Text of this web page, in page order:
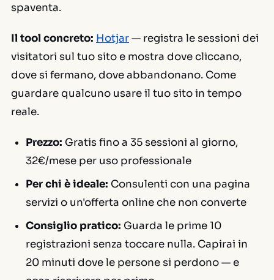
spaventa.
Il tool concreto: Hotjar— registra le sessioni dei
visitatori sul tuo sito e mostra dove cliccano,
dove si fermano, dove abbandonano. Come
guardare qualcuno usare il tuo sito in tempo
reale.
Prezzo: Gratis fino a 35 sessioni al giorno,
32€/mese per uso professionale
Per chi è ideale: Consulenti con una pagina
servizi o un'offerta online che non converte
Consiglio pratico: Guarda le prime 10
registrazioni senza toccare nulla. Capirai in
20 minuti dove le persone si perdono — e